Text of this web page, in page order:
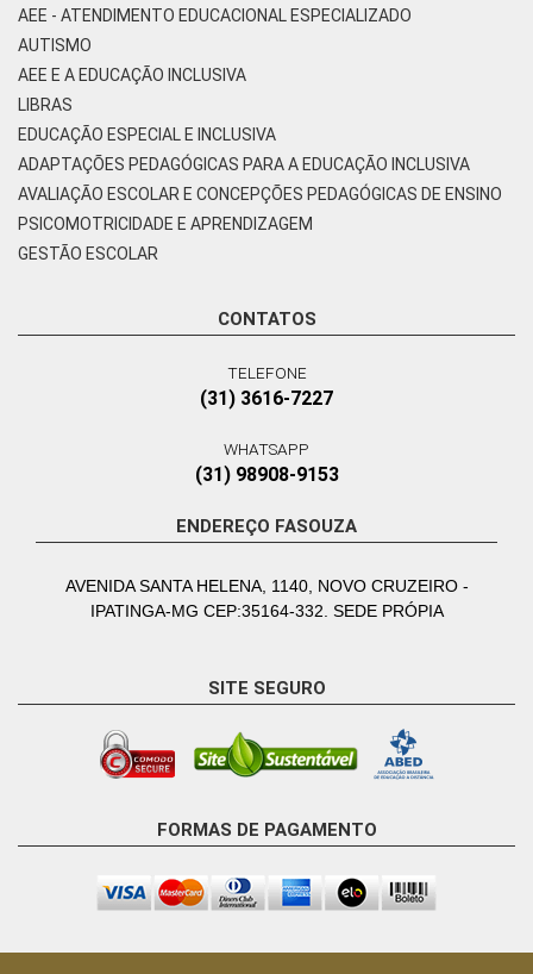
AEE - ATENDIMENTO EDUCACIONAL ESPECIALIZADO
AUTISMO
AEE E A EDUCAÇÃO INCLUSIVA
LIBRAS
EDUCAÇÃO ESPECIAL E INCLUSIVA
ADAPTAÇÕES PEDAGÓGICAS PARA A EDUCAÇÃO INCLUSIVA
AVALIAÇÃO ESCOLAR E CONCEPÇÕES PEDAGÓGICAS DE ENSINO
PSICOMOTRICIDADE E APRENDIZAGEM
GESTÃO ESCOLAR
CONTATOS
TELEFONE
(31) 3616-7227
WHATSAPP
(31) 98908-9153
ENDEREÇO FASOUZA
AVENIDA SANTA HELENA, 1140, NOVO CRUZEIRO -
IPATINGA-MG CEP:35164-332. SEDE PRÓPIA
SITE SEGURO
FORMAS DE PAGAMENTO